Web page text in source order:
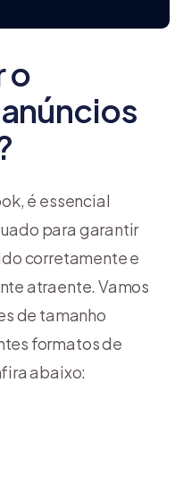
o
é essencial
para garantir
corretamente e
atraente. Vamos
de tamanho
formatos de
abaixo: